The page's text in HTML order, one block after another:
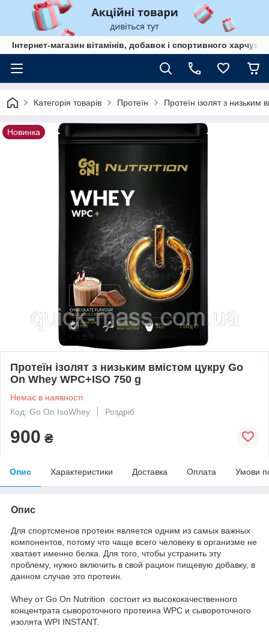
Інтернет-магазин вітамінів, добавок і спортивного
Категорія товарів Протеїн Протеїн ізолят з
Новинка
Протеїн ізолят з низьким вмістом цукру Go
On Whey WPC+ISO 750 g
Немає в наявності
Код: Go On IsoWhey
Роздріб
900 ₴
Опис Характеристики Доставка Оплата Умови
Опис
Для спортсменов протеин является одним из самых важных
компонентов, потому что чаще всего человеку в организме не
хватает именно белка. Для того, чтобы устранить эту
проблему, нужно включить в свой рацион пищевую добавку, в
данном случае это протеин.
Whey от Go On Nutrition состоит из высококачественного
концентрата сывороточного протеина WPC и сывороточного
изолята WPI INSTANT.